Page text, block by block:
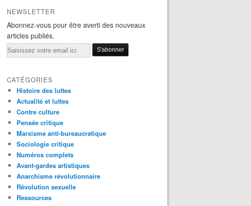
NEWSLETTER
Abonnez-vous pour être averti des nouveaux
articles publiés.
Email
CATÉGORIES
Histoire des luttes
Actualité et luttes
Contre culture
Pensée critique
Marxisme anti-bureaucratique
Sociologie critique
Numéros complets
Avant-gardes artistiques
Anarchisme révolutionnaire
Révolution sexuelle
Ressources